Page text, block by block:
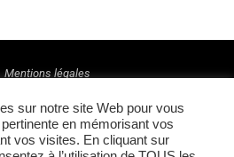
Mentions légales
de confidentialité
et mis à jour parTI(E)GER
sur notre site Web pour vous
en mémorisant vos
vos visites. En cliquant sur